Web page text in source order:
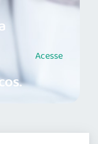
Acesse